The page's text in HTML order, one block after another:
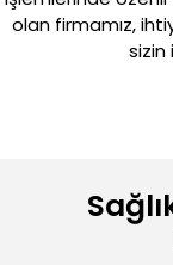
İletişim
olan firmamız,
sizin